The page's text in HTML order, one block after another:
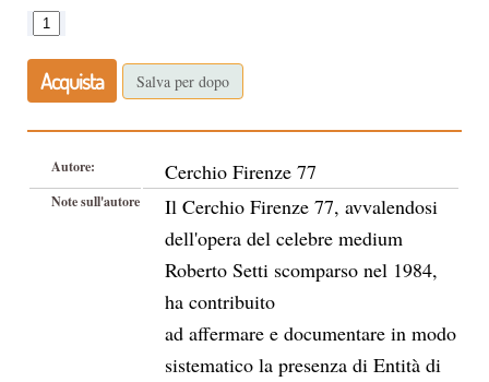
Acquista Salva per dopo
Autore: Cerchio Firenze 77
Note sull'autore
Il Cerchio Firenze 77, avvalendosi
dell'opera del celebre medium
Roberto Setti scomparso nel 1984,
ha contribuito
ad affermare e documentare in modo
sistematico la presenza di Entità di